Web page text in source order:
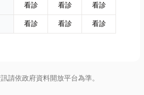
看診 看診
看診
看診 看診 看診
請依政府資料開放平台為準。